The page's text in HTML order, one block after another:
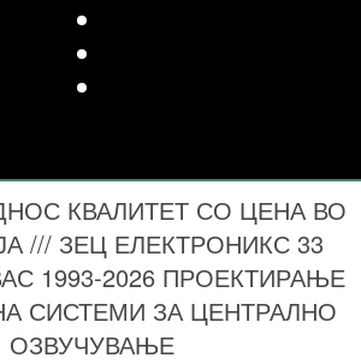
КВАЛИТЕТ СО ЦЕНА ВО
/// ЗЕЦ ЕЛЕКТРОНИКС 33
1993-2026 ПРОЕКТИРАЊЕ
СИСТЕМИ ЗА ЦЕНТРАЛНО
ОЗВУЧУВАЊЕ